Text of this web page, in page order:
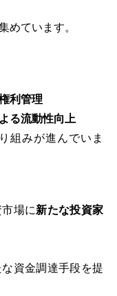
めています。
利管理
る流動性向上
組みが進んでいま
場に新たな投資家
資金調達手段を提